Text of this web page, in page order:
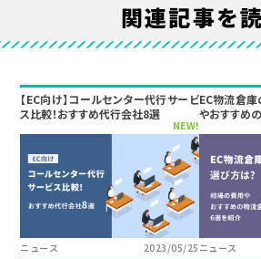
関連記事を
【EC向け】コールセンター代行サービ
ス比較！おすすめ代行会社8選
NEW!
ニュース 2023/05/25
EC物流倉庫
やおすすめ
ニュース